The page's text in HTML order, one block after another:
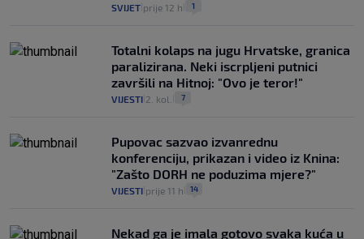
SVIJET prije 12 h 1
Totalni kolaps na jugu Hrvatske, granica
paralizirana. Neki iscrpljeni putnici
završili na Hitnoj: "Ovo je teror!"
VIJESTI 2. kol. 7
Pupovac sazvao izvanrednu
konferenciju, prikazan i video iz Knina:
"Zašto DORH ne poduzima mjere?"
VIJESTI prije 11 h 14
Nekad ga je imala gotovo svaka kuća u